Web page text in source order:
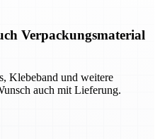
Verpackungsmaterial
Klebeband und weitere
auch mit Lieferung.